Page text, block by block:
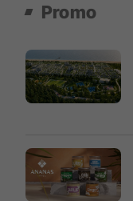
Promo